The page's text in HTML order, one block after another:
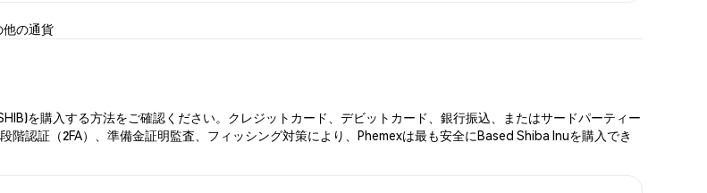
他の通貨
を購入する方法をご確認ください。クレジットカード、デビットカード、銀行振込、またはサードパーティー
認証（2FA）、準備金証明監査、フィッシング対策により、Phemexは最も安全にBased Shiba Inuを購入でき